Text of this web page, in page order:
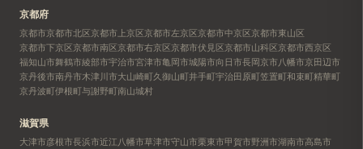
京都府
京都市京都市北区京都市上京区京都市左京区京都市中京区京都市東山区
京都市下京区京都市南区京都市右京区京都市伏見区京都市山科区京都市西京区
福知山市舞鶴市綾部市宇治市宮津市亀岡市城陽市向日市長岡京市八幡市京田辺市
京丹後市南丹市木津川市大山崎町久御山町井手町宇治田原町笠置町和束町精華町
京丹波町伊根町与謝野町南山城村
滋賀県
大津市彦根市長浜市近江八幡市草津市守山市栗東市甲賀市野洲市湖南市高島市